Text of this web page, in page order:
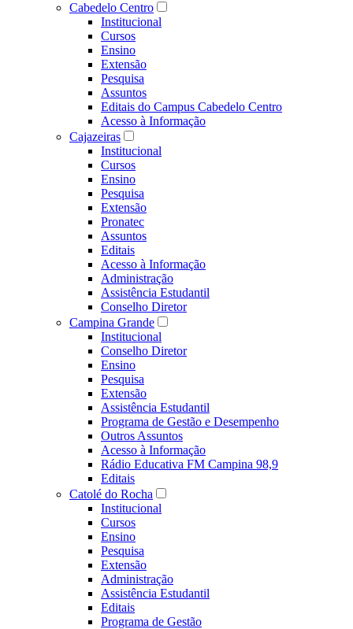
Cabedelo Centro
Institucional
Cursos
Ensino
Extensão
Pesquisa
Assuntos
Editais do Campus Cabedelo Centro
Acesso à Informação
Cajazeiras
Institucional
Cursos
Ensino
Pesquisa
Extensão
Pronatec
Assuntos
Editais
Acesso à Informação
Administração
Assistência Estudantil
Conselho Diretor
Campina Grande
Institucional
Conselho Diretor
Ensino
Pesquisa
Extensão
Assistência Estudantil
Programa de Gestão e Desempenho
Outros Assuntos
Acesso à Informação
Rádio Educativa FM Campina 98,9
Editais
Catolé do Rocha
Institucional
Cursos
Ensino
Pesquisa
Extensão
Administração
Assistência Estudantil
Editais
Programa de Gestão